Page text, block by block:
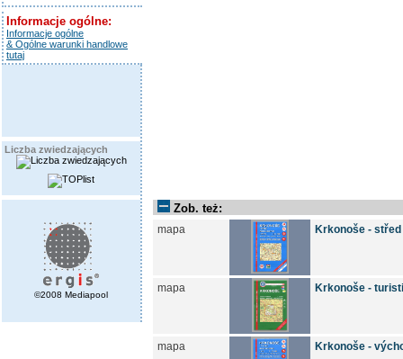
Informacje ogólne:
Informacje ogólne
& Ogólne warunki handlowe
tutaj
Liczba zwiedzających
©2008 Mediapool
Zob. też:
mapa Krkonoše - střed
mapa Krkonoše -
mapa Krkonoše -